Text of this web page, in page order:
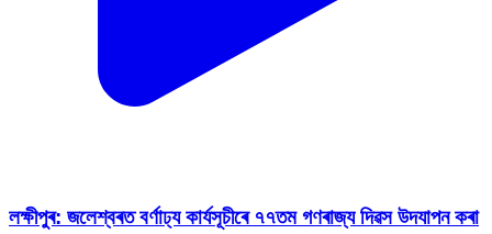
লক্ষীপুৰ: জলেশ্বৰত বৰ্ণাঢ্য কাৰ্যসূচীৰে ৭৭তম গণৰাজ্য দিৱস উদযাপন কৰা